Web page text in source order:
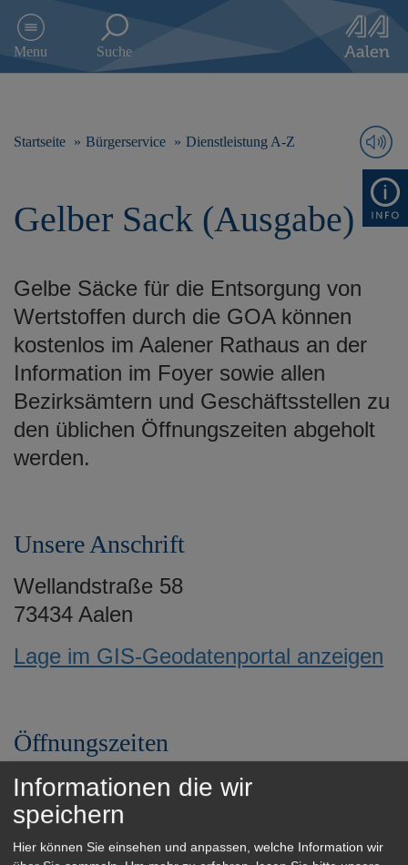
e
Menu Suche
Startseite Bürgerservice Dienstleistung A-Z
Gelber Sack (Ausgabe)
Gelbe Säcke für die Entsorgung von
Wertstoffen durch die GOA können
kostenlos im Aalener Rathaus an der
Information im Foyer sowie allen
Bezirksämtern und Geschäftsstellen zu
den üblichen Öffnungszeiten abgeholt
werden.
Unsere Anschrift
Wellandstraße 58
73434 Aalen
Lage im GIS-Geodatenportal anzeigen
Öffnungszeiten
Mittwoch: 8.30 – 12 Uhr
Donnerstag: 15 – 18 Uhr
Freitag: 8.30 – 12 Uhr
Informationen die wir
speichern
Hier können Sie einsehen und anpassen, welche Information wir